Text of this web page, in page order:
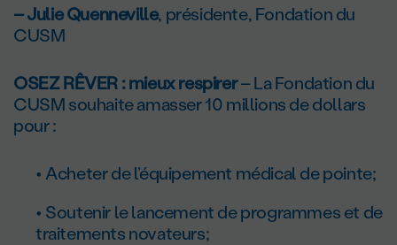
– Julie Quenneville, présidente, Fondation du
CUSM
OSEZ RÊVER: mieux respirer– La Fondation du
CUSM souhaite amasser 10 millions de dollars
pour :
Acheter de l’équipement médical de pointe;
Soutenir le lancement de programmes et de
traitements novateurs;